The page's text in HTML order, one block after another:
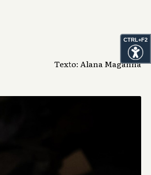
CTRL+F2
Texto: Alana Maganha